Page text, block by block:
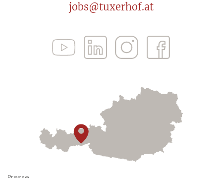
jobs@tuxerhof.at